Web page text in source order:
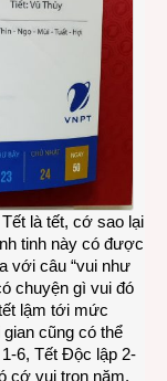
là tết, cớ sao lại
tinh này có được
với câu “vui như
chuyện gì vui đó
lậm tới mức
cũng có thể
6, Tết Độc lập 2-
cớ vui trọn năm.